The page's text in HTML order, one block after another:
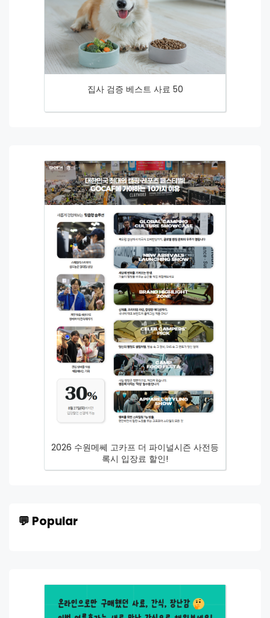
집사 검증 베스트 사료 50
2026 수원메쎄 고카프 더 파이널시즌 사전등
록시 입장료 할인!
💬 Popular